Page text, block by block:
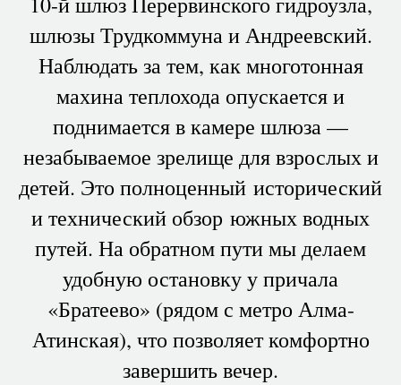
шлюзы Трудкоммуна и Андреевский.
Наблюдать за тем, как многотонная
махина теплохода опускается и
поднимается в камере шлюза —
незабываемое зрелище для взрослых и
детей. Это полноценный исторический
и технический обзор южных водных
путей. На обратном пути мы делаем
удобную остановку у причала
«Братеево» (рядом с метро Алма-
Атинская), что позволяет комфортно
завершить вечер.